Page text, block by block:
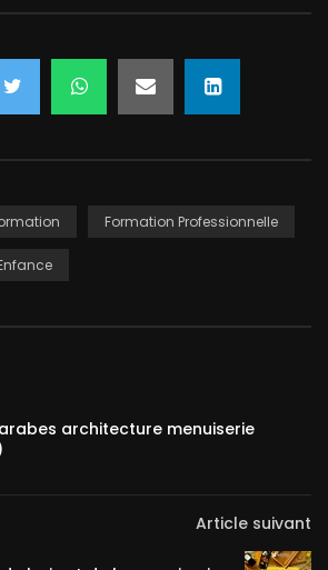
Formation Professionnelle
architecture menuiserie
Article suivant